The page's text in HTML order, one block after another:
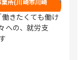
所(川崎市川崎
きたくても働け
への、就労支